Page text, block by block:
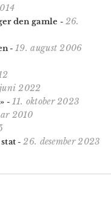
den gamle - 26.
-19. august 2006
2022
- 11. oktober 2023
2010
-26. desember 2023